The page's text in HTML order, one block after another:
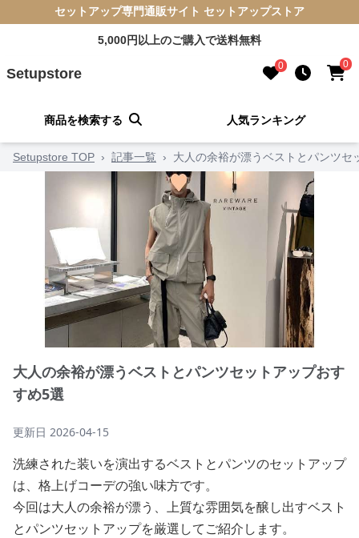
セットアップ専門通販サイト セットアップストア
5,000円以上のご購入で送料無料
Setupstore 0 0
商品を検索する 人気ランキング
Setupstore TOP › 記事一覧 › 大人の余裕が漂うベストとパンツセ
大人の余裕が漂うベストとパンツセットアップおす
すめ5選
更新日 2026-04-15
洗練された装いを演出するベストとパンツのセットアップ
は、格上げコーデの強い味方です。
今回は大人の余裕が漂う、上質な雰囲気を醸し出すベスト
とパンツセットアップを厳選してご紹介します。